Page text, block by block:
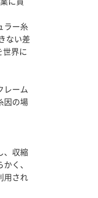
ラー糸
ない差
界に
レーム
因の場
、収縮
く、
用され